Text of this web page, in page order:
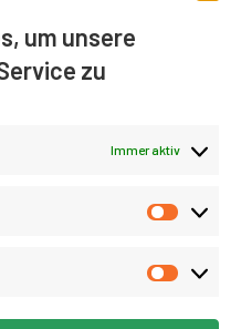
um unsere
zu
Immer aktiv
Cookie-Richtlinie (EU)